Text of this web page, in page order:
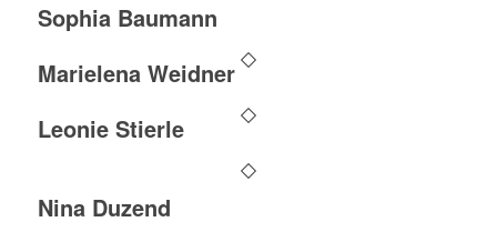
Sophia Baumann
Marielena Weidner
Leonie Stierle
Nina Duzend